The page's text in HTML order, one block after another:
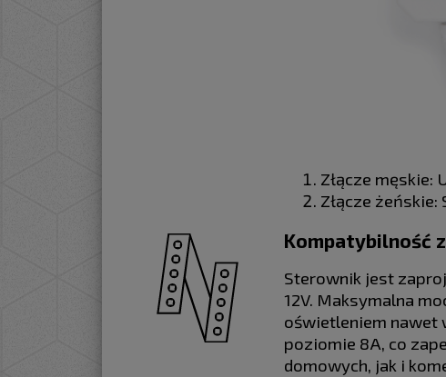
Złącze męskie:
Złącze żeńskie:
Kompatybilność
Sterownik jest
12V. Maksymalna
oświetleniem nawet
poziomie 8A, co
domowych, jak i